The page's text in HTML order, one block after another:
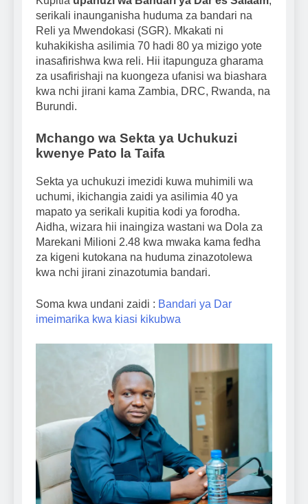
serikali inaunganisha huduma za bandari na
Reli ya Mwendokasi (SGR). Mkakati ni
kuhakikisha asilimia 70 hadi 80 ya mizigo yote
inasafirishwa kwa reli. Hii itapunguza gharama
za usafirishaji na kuongeza ufanisi wa biashara
kwa nchi jirani kama Zambia, DRC, Rwanda, na
Burundi.
Mchango wa Sekta ya Uchukuzi
kwenye Pato la Taifa
Sekta ya uchukuzi imezidi kuwa muhimili wa
uchumi, ikichangia zaidi ya asilimia 40 ya
mapato ya serikali kupitia kodi ya forodha.
Aidha, wizara hii inaingiza wastani wa Dola za
Marekani Milioni 2.48 kwa mwaka kama fedha
za kigeni kutokana na huduma zinazotolewa
kwa nchi jirani zinazotumia bandari.
Soma kwa undani zaidi : Bandari ya Dar
imeimarika kwa kiasi kikubwa